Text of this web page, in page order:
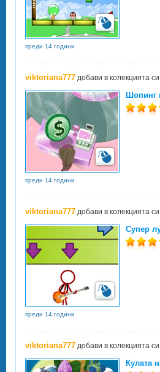
преди 14 години
viktoriana777добави в колекцията си
Шопинг
преди 14 години
viktoriana777добави в колекцията си
Супер
преди 14 години
viktoriana777добави в колекцията си
Кулата